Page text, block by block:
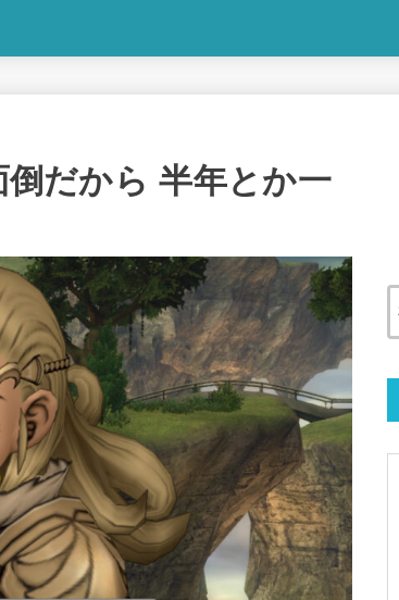
だから 半年とか一